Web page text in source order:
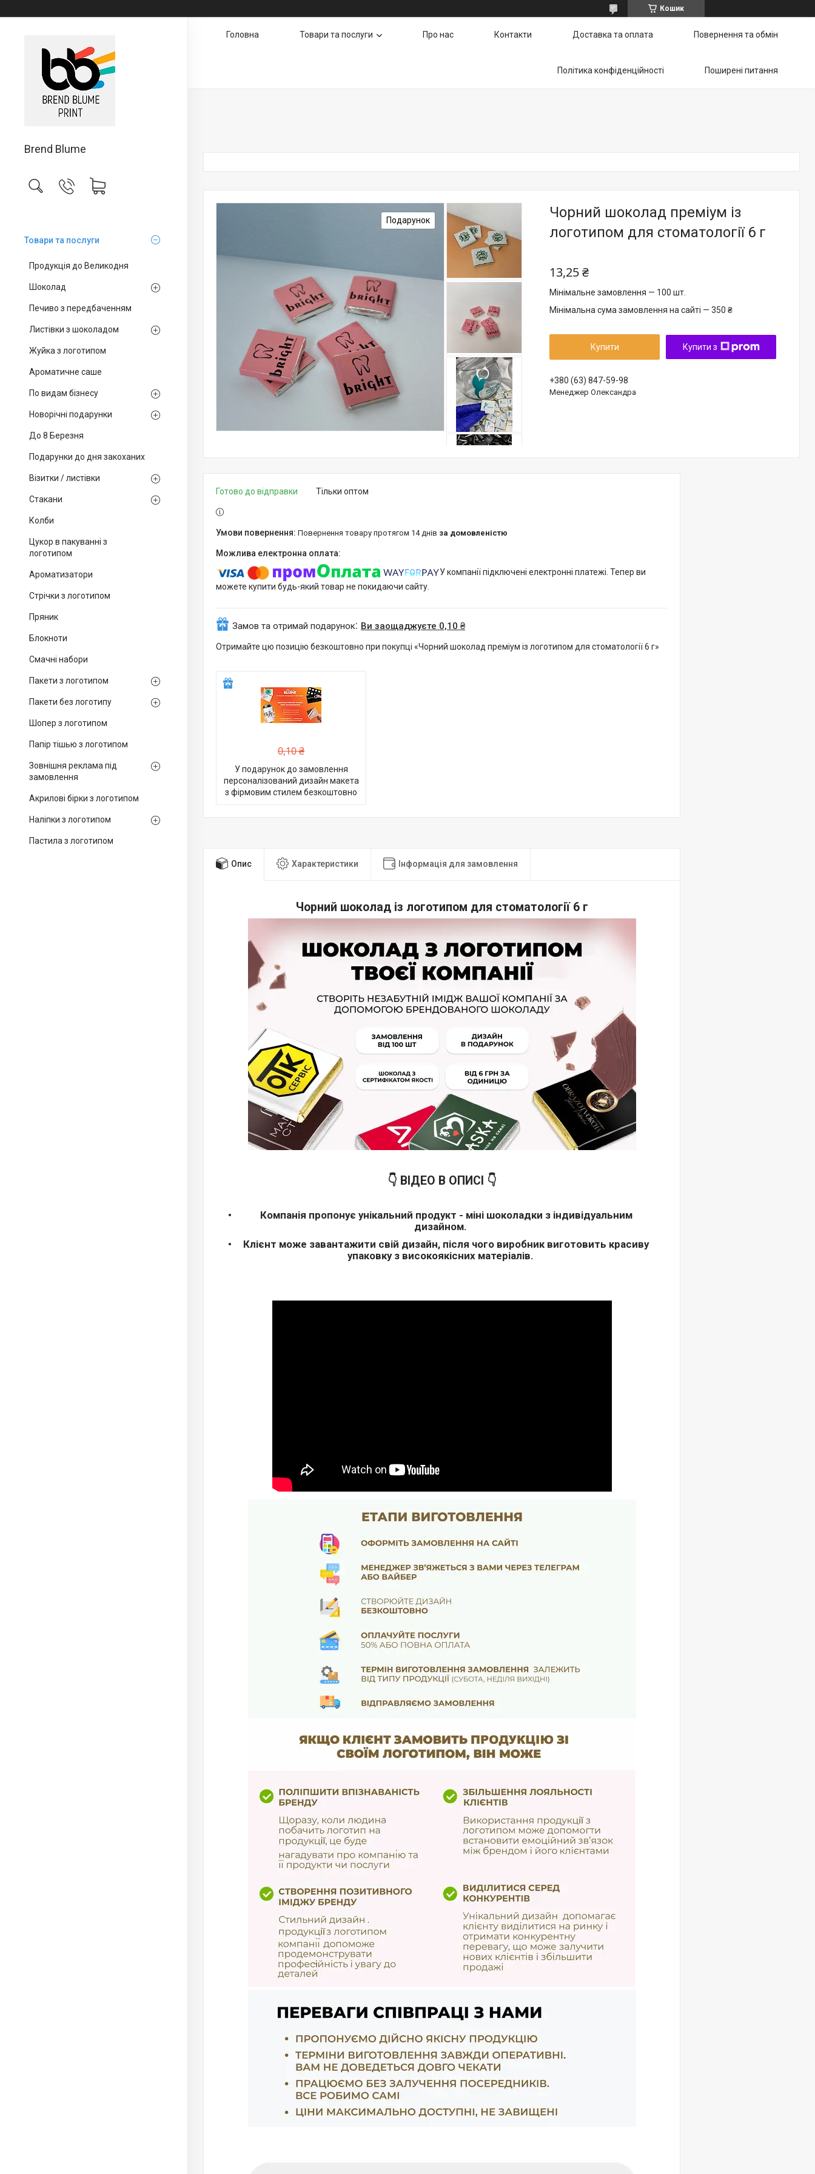
Кошик
Brend Blume
Товари та послуги
Продукція до Великодня
Шоколад
Печиво з передбаченням
Листівки з шоколадом
Жуйка з логотипом
Ароматичне саше
По видам бізнесу
Новорічні подарунки
До 8 Березня
Подарунки до дня закоханих
Візитки / листівки
Стакани
Колби
Цукор в пакуванні з
логотипом
Ароматизатори
Стрічки з логотипом
Пряник
Блокноти
Смачні набори
Пакети з логотипом
Пакети без логотипу
Шопер з логотипом
Папір тішью з логотипом
Зовнішня реклама під
замовлення
Акрилові бірки з логотипом
Наліпки з логотипом
Пастила з логотипом
Головна Товари та послуги Про нас Контакти Доставка та оплата Повернення та обмін
Політика конфіденційності Поширені питання
Подарунок
Чорний шоколад преміум із
логотипом для стоматології 6 г
13,25 ₴
Мінімальне замовлення — 100 шт.
Мінімальна сума замовлення на сайті — 350 ₴
Купити Купити з
+380 (63) 847-59-98
Менеджер Олександра
Готово до відправки Тільки оптом
повернення товару протягом 14 днів за домовленістю
У компанії підключені електронні платежі. Тепер ви
можете купити будь-який товар не покидаючи сайту.
Замов та отримай подарунок Ви заощаджуєте 0,10 ₴
Отримайте цю позицію безкоштовно при покупці «Чорний шоколад преміум із логотипом для стоматології 6 г»
0,10 ₴
У подарунок до замовлення
персоналізований дизайн макета
з фірмовим стилем безкоштовно
Опис Характеристики Інформація для замовлення
Чорний шоколад із логотипом для стоматології 6 г
👇 ВІДЕО В ОПИСІ 👇
Компанія пропонує унікальний продукт - міні шоколадки з індивідуальним
дизайном.
Клієнт може завантажити свій дизайн, після чого виробник виготовить красиву
упаковку з високоякісних матеріалів.